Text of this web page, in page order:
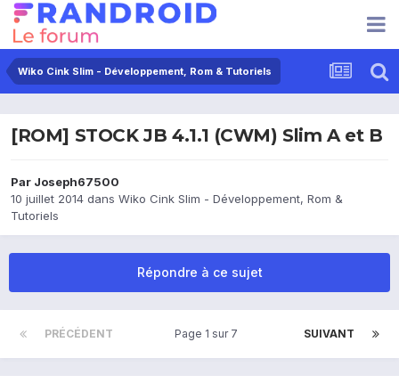
Wiko Cink Slim - Développement, Rom & Tutoriels
[ROM] STOCK JB 4.1.1 (CWM) Slim A et B
Par Joseph67500
10 juillet 2014 dans Wiko Cink Slim - Développement, Rom &
Tutoriels
Répondre à ce sujet
PRÉCÉDENT SUIVANT
Page 1 sur 7